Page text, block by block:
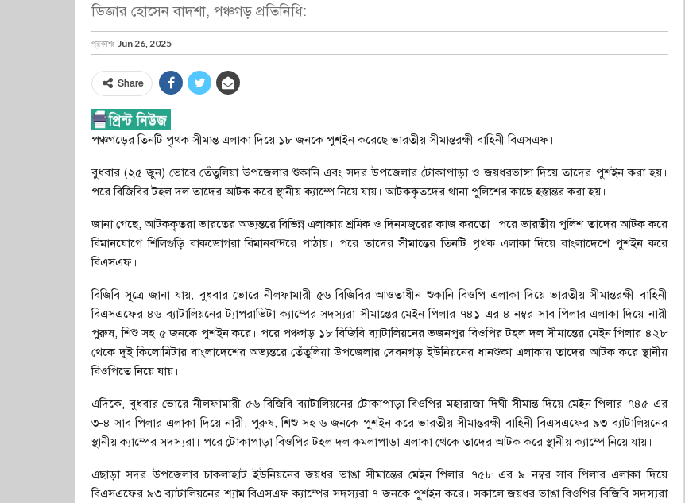
ডিজার হোসেন বাদশা, পঞ্চগড় প্রতিনিধি:
প্রকাশঃ Jun 26, 2025
Share
পঞ্চগড়ের তিনটি পৃথক সীমান্ত এলাকা দিয়ে ১৮ জনকে পুশইন করেছে ভারতীয় সীমান্তরক্ষী বাহিনী বিএসএফ।
বুধবার (২৫ জুন) ভোরে তেঁতুলিয়া উপজেলার শুকানি এবং সদর উপজেলার টোকাপাড়া ও জয়ধরভাঙ্গা দিয়ে তাদের পুশইন করা হয়।
পরে বিজিবির টহল দল তাদের আটক করে স্থানীয় ক্যাম্পে নিয়ে যায়। আটককৃতদের থানা পুলিশের কাছে হস্তান্তর করা হয়।
জানা গেছে, আটককৃতরা ভারতের অভ্যন্তরে বিভিন্ন এলাকায় শ্রমিক ও দিনমজুরের কাজ করতো। পরে ভারতীয় পুলিশ তাদের আটক করে
বিমানযোগে শিলিগুড়ি বাকডোগরা বিমানবন্দরে পাঠায়। পরে তাদের সীমান্তের তিনটি পৃথক এলাকা দিয়ে বাংলাদেশে পুশইন করে
বিএসএফ।
বিজিবি সূত্রে জানা যায়, বুধবার ভোরে নীলফামারী ৫৬ বিজিবির আওতাধীন শুকানি বিওপি এলাকা দিয়ে ভারতীয় সীমান্তরক্ষী বাহিনী
বিএসএফের ৪৬ ব্যাটালিয়নের ট্যাপরাভিটা ক্যাম্পের সদস্যরা সীমান্তের মেইন পিলার ৭৪১ এর ৪ নম্বর সাব পিলার এলাকা দিয়ে নারী
পুরুষ, শিশু সহ ৫ জনকে পুশইন করে। পরে পঞ্চগড় ১৮ বিজিবি ব্যাটালিয়নের ভজনপুর বিওপির টহল দল সীমান্তের মেইন পিলার ৪২৮
থেকে দুই কিলোমিটার বাংলাদেশের অভ্যন্তরে তেঁতুলিয়া উপজেলার দেবনগড় ইউনিয়নের ধানশুকা এলাকায় তাদের আটক করে স্থানীয়
বিওপিতে নিয়ে যায়।
এদিকে, বুধবার ভোরে নীলফামারী ৫৬ বিজিবি ব্যাটালিয়নের টোকাপাড়া বিওপির মহারাজা দিঘী সীমান্ত দিয়ে মেইন পিলার ৭৪৫ এর
৩-৪ সাব পিলার এলাকা দিয়ে নারী, পুরুষ, শিশু সহ ৬ জনকে পুশইন করে ভারতীয় সীমান্তরক্ষী বাহিনী বিএসএফের ৯৩ ব্যাটালিয়নের
স্থানীয় ক্যাম্পের সদস্যরা। পরে টোকাপাড়া বিওপির টহল দল কমলাপাড়া এলাকা থেকে তাদের আটক করে স্থানীয় ক্যাম্পে নিয়ে যায়।
এছাড়া সদর উপজেলার চাকলাহাট ইউনিয়নের জয়ধর ভাঙা সীমান্তের মেইন পিলার ৭৫৮ এর ৯ নম্বর সাব পিলার এলাকা দিয়ে
বিএসএফের ৯৩ ব্যাটালিয়নের শ্যাম বিএসএফ ক্যাম্পের সদস্যরা ৭ জনকে পুশইন করে। সকালে জয়ধর ভাঙা বিওপির বিজিবি সদস্যরা